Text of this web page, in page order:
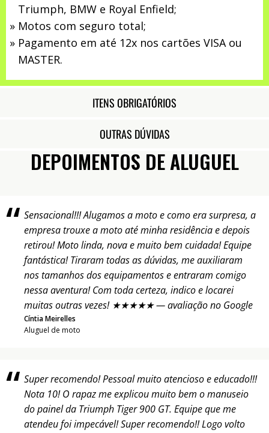
Triumph, BMW e Royal Enfield;
Motos com seguro total;
Pagamento em até 12x nos cartões VISA ou
MASTER.
ITENS OBRIGATÓRIOS
OUTRAS DÚVIDAS
DEPOIMENTOS DE ALUGUEL
Sensacional!!! Alugamos a moto e como era surpresa, a
empresa trouxe a moto até minha residência e depois
retirou! Moto linda, nova e muito bem cuidada! Equipe
fantástica! Tiraram todas as dúvidas, me auxiliaram
nos tamanhos dos equipamentos e entraram comigo
nessa aventura! Com toda certeza, indico e locarei
muitas outras vezes! ★★★★★ — avaliação no Google
Cíntia Meirelles
Aluguel de moto
Super recomendo! Pessoal muito atencioso e educado!!!
Nota 10! O rapaz me explicou muito bem o manuseio
do painel da Triumph Tiger 900 GT. Equipe que me
atendeu foi impecável! Super recomendo!! Logo volto